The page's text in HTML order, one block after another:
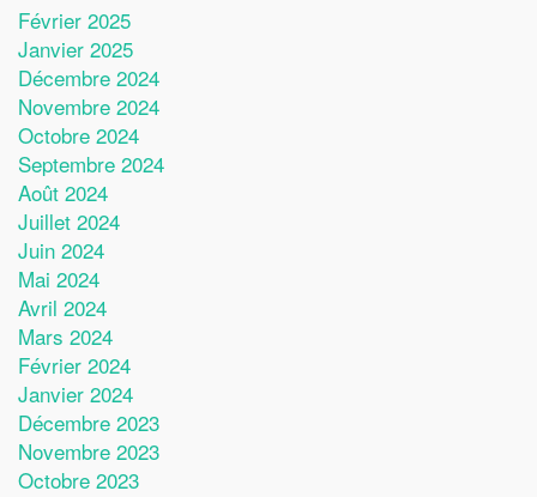
Février 2025
Janvier 2025
Décembre 2024
Novembre 2024
Octobre 2024
Septembre 2024
Août 2024
Juillet 2024
Juin 2024
Mai 2024
Avril 2024
Mars 2024
Février 2024
Janvier 2024
Décembre 2023
Novembre 2023
Octobre 2023